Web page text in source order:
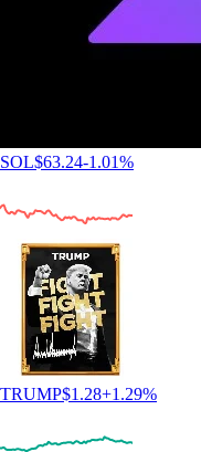
SOL$63.24-1.01%
TRUMP$1.28+1.29%